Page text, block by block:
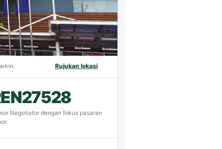
Rujukan lokasi
Negotiator dengan fokus pasaran